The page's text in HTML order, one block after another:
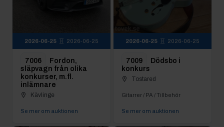
2026-06-25 2026-06-25
7006
Fordon,
släpvagn från olika
konkurser, m.fl.
inlämnare
Kävlinge
Se mer om auktionen
2026-06-25 2026-06-25
7009
Dödsbo i
konkurs
Tostared
Gitarrer / PA / Tillbehör
Se mer om auktionen